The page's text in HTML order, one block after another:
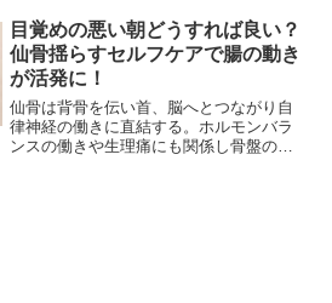
目覚めの悪い朝どうすれば良い？
仙骨揺らすセルフケアで腸の動き
が活発に！
仙骨は背骨を伝い首、脳へとつながり自
律神経の働きに直結する。ホルモンバラ
ンスの働きや生理痛にも関係し骨盤の歪